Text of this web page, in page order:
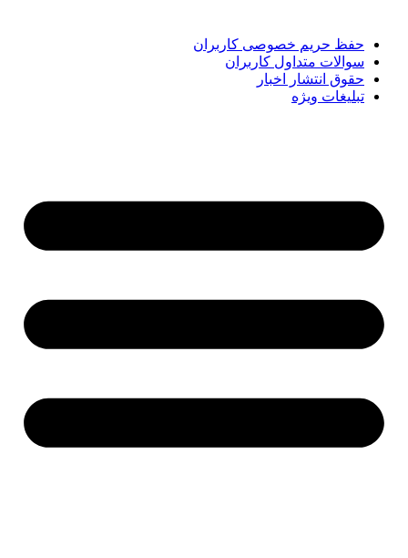
حفظ حریم خصوصی کاربران
سوالات متداول کاربران
حقوق انتشار اخبار
تبلیغات ویژه